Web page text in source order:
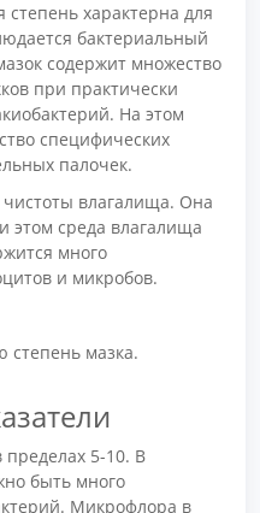
степень характерна для
бактериальный
содержит множество
при практически
На этом
специфических
палочек.
влагалища. Она
этом среда влагалища
много
и микробов.
мазка.
пределах 5-10. В
быть много
Микрофлора в